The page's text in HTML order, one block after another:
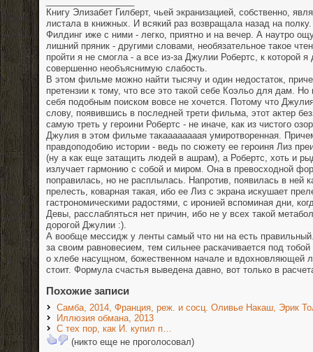
Книгу Элизабет Гилберт, чьей экранизацией, собственно,
листала в книжных. И всякий раз возвращала назад на
Филдинг иже с ними - легко, приятно и на вечер. А наутро
лишний пряник - другими словами, необязательное такое
пройти я не смогла - а все из-за Джулии Робертс, к которой
совершенно необъяснимую слабость.
В этом фильме можно найти тысячу и один недостаток,
претензии к тому, что все это такой себе Коэльо для дам. Но
себя подобным поиском вовсе не хочется. Потому что
слову, появившись в последней трети фильма, этот актер
самую треть у героини Робертс - не иначе, как из чистого
Джулия в этом фильме такаааааааая умиротворенная.
правдоподобию истории - ведь по сюжету ее героиня Лиз
(ну а как еще затащить людей в ашрам), а Робертс, хоть и
излучает гармонию с собой и миром. Она в превосходной
поправилась, но не расплылась. Напротив, появилась в ней
прелесть, коварная такая, ибо ее Лиз с экрана искушает
гастрономическими радостями, с иронией вспоминая дни,
Девы, расслабляться нет причин, ибо не у всех такой
дорогой Джулии :).
А вообще мессидж у ленты самый что ни на есть
за своим равновесием, тем сильнее раскачивается под
о хлебе насущном, божественном начале и вдохновляющей
стоит. Формула счастья выведена давно, вот только в
Похожие записи
Самба, 2014, Франция, реж. и сосц. Оливье Накаш, Эрик
Иллюзия обмана, 2013
С тех пор, как И. купил п…
(никто еще не проголосовал)